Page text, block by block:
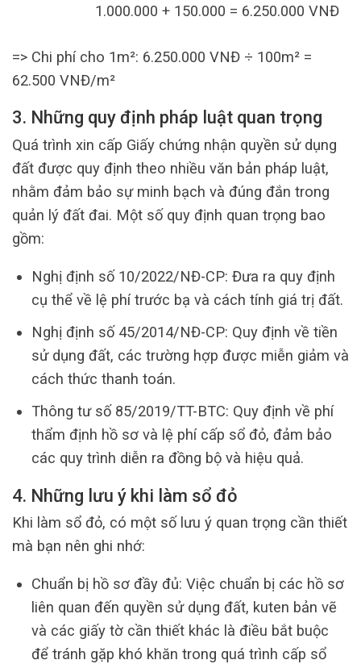
1.000.000 + 150.000 = 6.250.000 VNĐ
=> Chi phí cho 1m²: 6.250.000 VNĐ ÷ 100m² =
62.500 VNĐ/m²
3. Những quy định pháp luật quan trọng
Quá trình xin cấp Giấy chứng nhận quyền sử dụng
đất được quy định theo nhiều văn bản pháp luật,
nhằm đảm bảo sự minh bạch và đúng đắn trong
quản lý đất đai. Một số quy định quan trọng bao
gồm:
Nghị định số 10/2022/NĐ-CP: Đưa ra quy định
cụ thể về lệ phí trước bạ và cách tính giá trị đất.
Nghị định số 45/2014/NĐ-CP: Quy định về tiền
sử dụng đất, các trường hợp được miễn giảm và
cách thức thanh toán.
Thông tư số 85/2019/TT-BTC: Quy định về phí
thẩm định hồ sơ và lệ phí cấp sổ đỏ, đảm bảo
các quy trình diễn ra đồng bộ và hiệu quả.
4. Những lưu ý khi làm sổ đỏ
Khi làm sổ đỏ, có một số lưu ý quan trọng cần thiết
mà bạn nên ghi nhớ:
Chuẩn bị hồ sơ đầy đủ: Việc chuẩn bị các hồ sơ
liên quan đến quyền sử dụng đất, kuten bản vẽ
và các giấy tờ cần thiết khác là điều bắt buộc
để tránh gặp khó khăn trong quá trình cấp sổ